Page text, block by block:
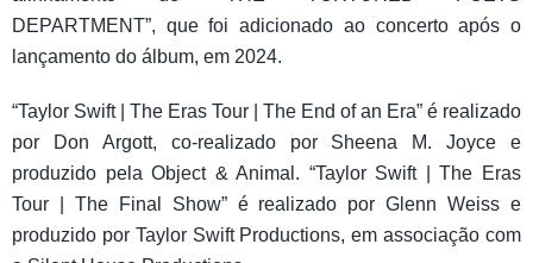
DEPARTMENT”, que foi adicionado ao concerto após o
lançamento do álbum, em 2024.
“Taylor Swift | The Eras Tour | The End of an Era” é realizado
por Don Argott, co-realizado por Sheena M. Joyce e
produzido pela Object & Animal. “Taylor Swift | The Eras
Tour | The Final Show” é realizado por Glenn Weiss e
produzido por Taylor Swift Productions, em associação com